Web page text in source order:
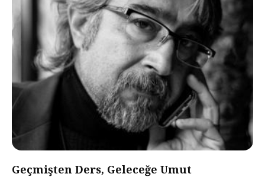
Geçmişten Ders, Geleceğe Umut